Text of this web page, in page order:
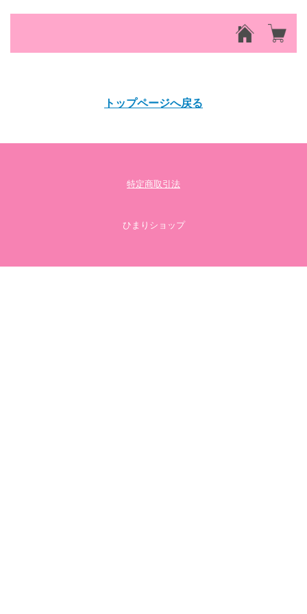
トップページへ戻る
特定商取引法
ひまりショップ